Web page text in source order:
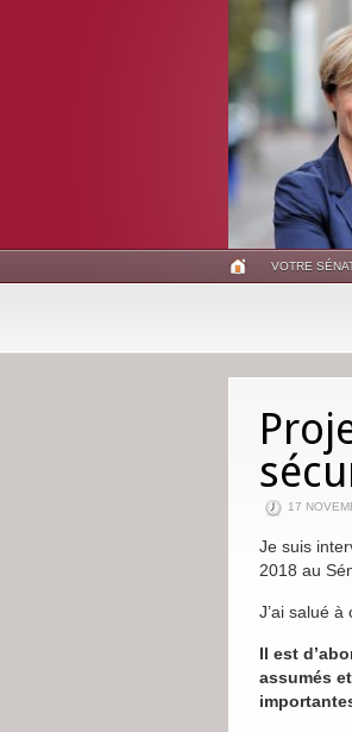
VOTRE
17
Je suis
2018 au
J’ai salué
Il est
assumés